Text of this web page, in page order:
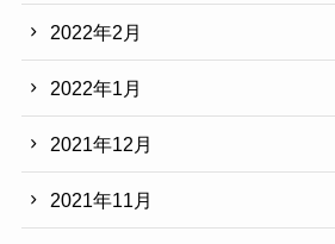
2022年2月
2022年1月
2021年12月
2021年11月